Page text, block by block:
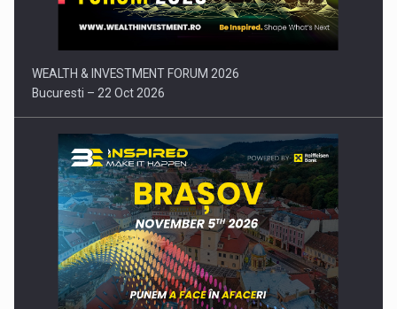
WEALTH & INVESTMENT FORUM 2026
Bucuresti – 22 Oct 2026